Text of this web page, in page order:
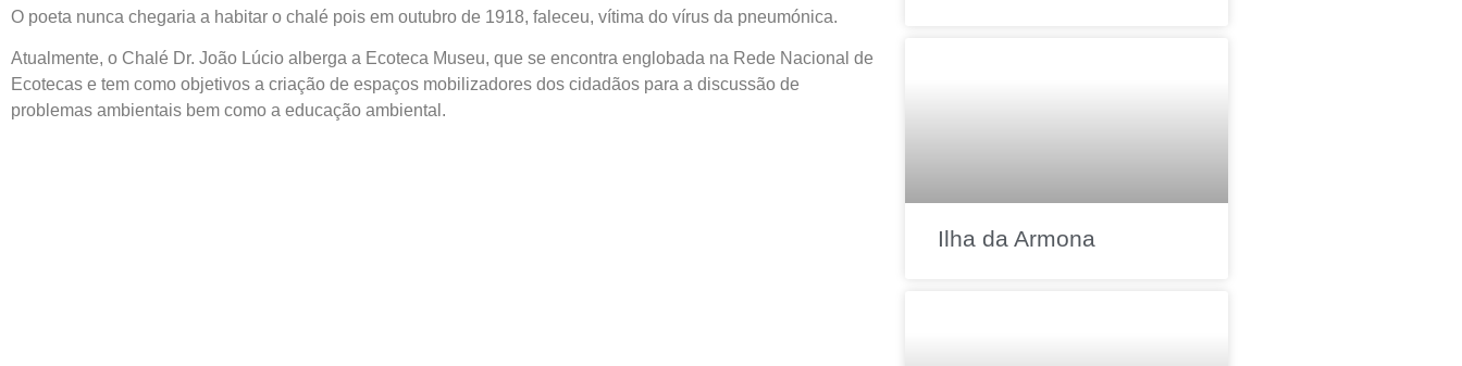
O poeta nunca chegaria a habitar o chalé pois em outubro de 1918, faleceu, vítima do vírus da pneumónica.
Atualmente, o Chalé Dr. João Lúcio alberga a Ecoteca Museu, que se encontra englobada na Rede Nacional de
Ecotecas e tem como objetivos a criação de espaços mobilizadores dos cidadãos para a discussão de
problemas ambientais bem como a educação ambiental.
Ilha da Armona